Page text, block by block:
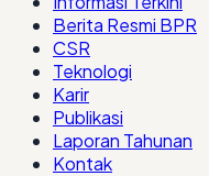
Berita Resmi BPR
CSR
Teknologi
Karir
Publikasi
Laporan Tahunan
Kontak